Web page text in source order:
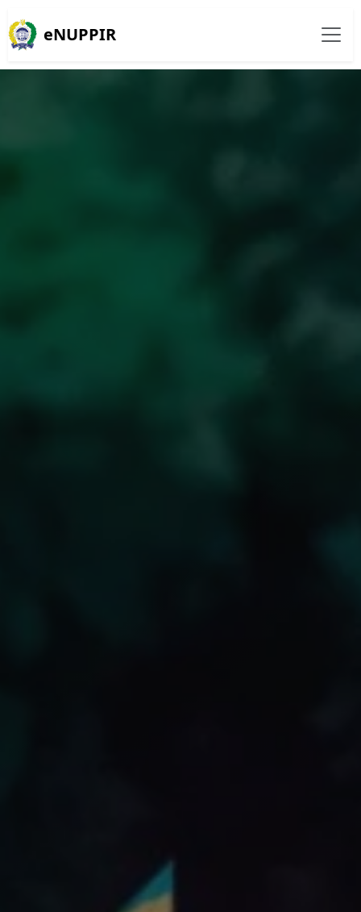
eNUPPIR